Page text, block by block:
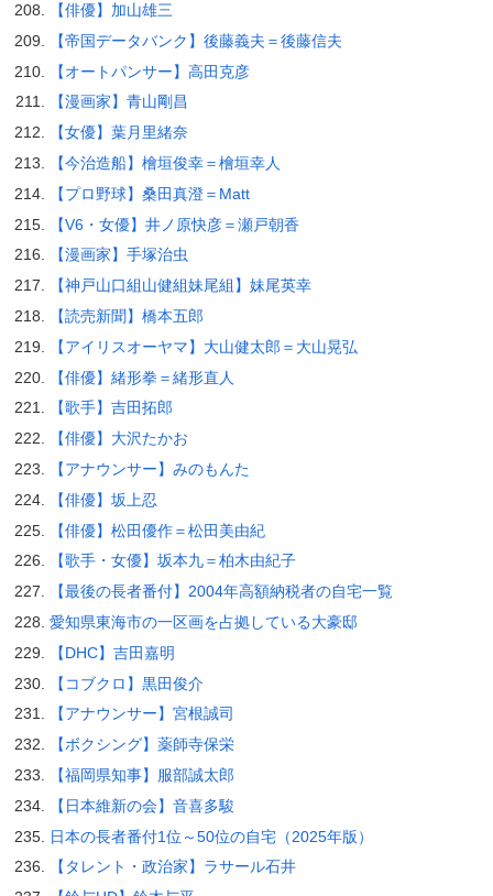
【俳優】加山雄三
【帝国データバンク】後藤義夫＝後藤信夫
【オートパンサー】高田克彦
【漫画家】青山剛昌
【女優】葉月里緒奈
【今治造船】檜垣俊幸＝檜垣幸人
【プロ野球】桑田真澄＝Matt
【V6・女優】井ノ原快彦＝瀬戸朝香
【漫画家】手塚治虫
【神戸山口組山健組妹尾組】妹尾英幸
【読売新聞】橋本五郎
【アイリスオーヤマ】大山健太郎＝大山晃弘
【俳優】緒形拳＝緒形直人
【歌手】吉田拓郎
【俳優】大沢たかお
【アナウンサー】みのもんた
【俳優】坂上忍
【俳優】松田優作＝松田美由紀
【歌手・女優】坂本九＝柏木由紀子
【最後の長者番付】2004年高額納税者の自宅一覧
愛知県東海市の一区画を占拠している大豪邸
【DHC】吉田嘉明
【コブクロ】黒田俊介
【アナウンサー】宮根誠司
【ボクシング】薬師寺保栄
【福岡県知事】服部誠太郎
【日本維新の会】音喜多駿
日本の長者番付1位～50位の自宅（2025年版）
【タレント・政治家】ラサール石井